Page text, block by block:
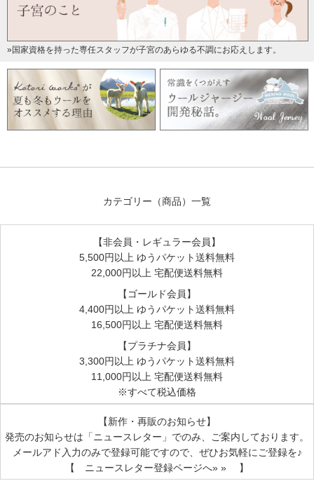
ビックリする程血液汚れが落ちました!!
普通のショーツについてしまった血液も
浸け置きしといたらキレイになってました。
お気に入り
2016/08/15 投稿者：えり 評価：★★★★★
しまったはず。今年、開けてみると黄ばみ汚れです。早速、
の為にお試し用に購入しました。
2016/08/11 投稿者：meru 評価：★★★★★
試しに一番小さいサイズを購入したのですが、
とてもよく落ちるし、洗濯以外にも使えるので、
どうせなら大きいサイズを買っておけばよかったと
生理痛が酷い姉の為に、お試しとしてケミナプカバーと一緒
にプレゼントしました。
今まで合成洗剤を使用していた人はナチュラルクリーニング
に馴染みがないので、少量のセスキソーダをセットにしてあ
»国家資格を持った専任スタッフが子宮のあらゆる不調にお応えします。
カテゴリー（商品）一覧
【非会員・レギュラー会員】
5,500円以上 ゆうパケット送料無料
22,000円以上 宅配便送料無料
【ゴールド会員】
4,400円以上 ゆうパケット送料無料
16,500円以上 宅配便送料無料
【プラチナ会員】
3,300円以上 ゆうパケット送料無料
11,000円以上 宅配便送料無料
※すべて税込価格
【新作・再販のお知らせ】
発売のお知らせは 「ニュースレター」 でのみ、ご案内しております。
メールアド入力のみで登録可能ですので、ぜひお気軽にご登録を♪
【 ニュースレター登録ページへ» » 】